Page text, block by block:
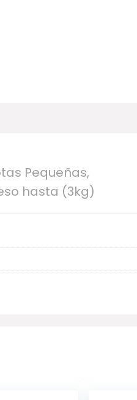
Pequeñas,
hasta (3kg)